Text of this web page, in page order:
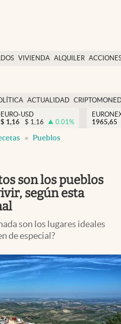
VIVIENDA ALQUILER
USA
ACTUALIDAD
EURO-USD
$ 1,16 $ 1,16 0.01%
1965,65
Pueblos
son los pueblos
según esta
son los lugares ideales
de especial?